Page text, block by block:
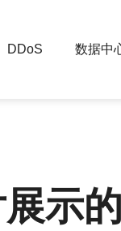
DDoS 数据中
示